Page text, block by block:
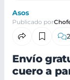
Asos
Publicado por
2
Envío
cuero a